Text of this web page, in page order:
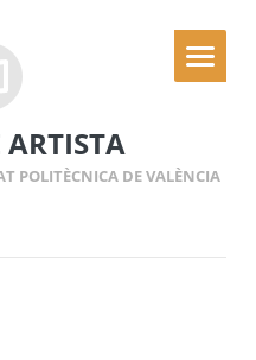
ARTISTA
POLITÈCNICA DE VALÈNCIA